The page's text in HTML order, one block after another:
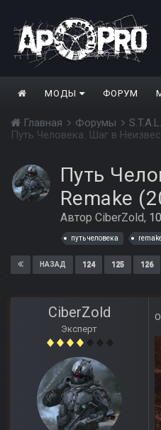
МОДЫ ФОРУМ
Главная Форумы
Путь Человека. Шаг в
Путь
Remake
Автор CiberZold,
путь человека
НАЗАД 124 125 126
CiberZold
Эксперт